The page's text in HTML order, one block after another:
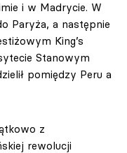
i w Madrycie. W
Paryża, a następnie
King’s
Stanowym
pomiędzy Peru a
z
rewolucji